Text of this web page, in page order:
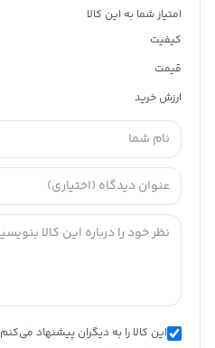
امتیاز شما به این کالا
کیفیت
قیمت
ارزش خرید
این کالا را به دیگران پیشنهاد می‌کنم